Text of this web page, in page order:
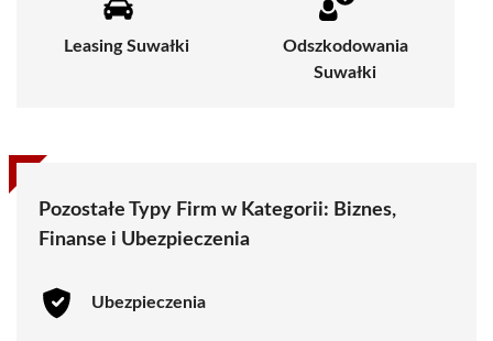
Leasing Suwałki
Odszkodowania
Suwałki
Pozostałe Typy Firm w Kategorii: Biznes,
Finanse i Ubezpieczenia
Ubezpieczenia